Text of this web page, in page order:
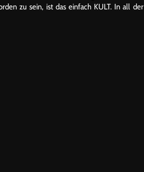
zu sein, ist das einfach KULT. In all der